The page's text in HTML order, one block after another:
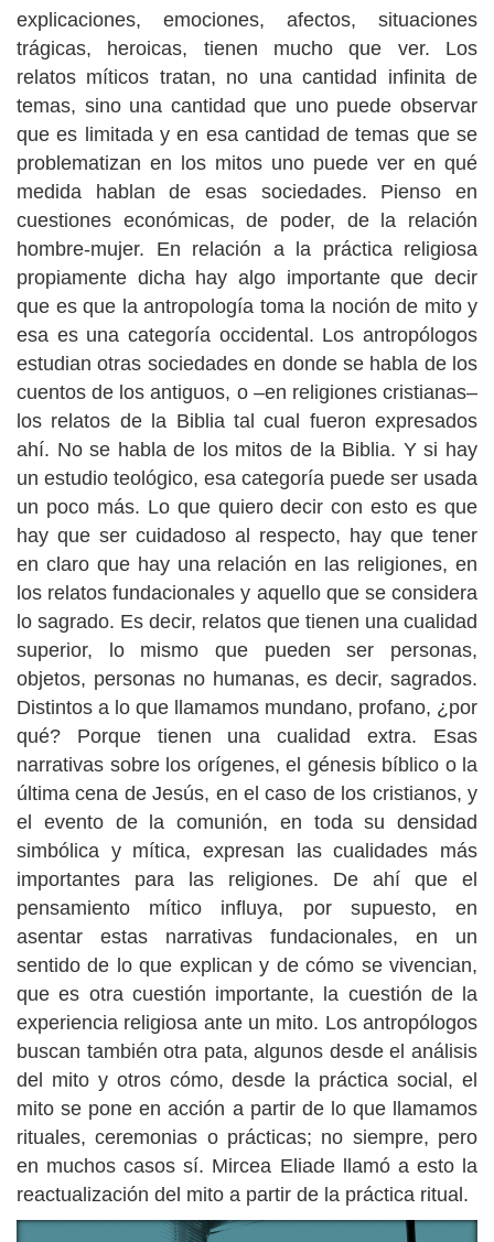
explicaciones, emociones, afectos, situaciones
trágicas, heroicas, tienen mucho que ver. Los
relatos míticos tratan, no una cantidad infinita de
temas, sino una cantidad que uno puede observar
que es limitada y en esa cantidad de temas que se
problematizan en los mitos uno puede ver en qué
medida hablan de esas sociedades. Pienso en
cuestiones económicas, de poder, de la relación
hombre-mujer. En relación a la práctica religiosa
propiamente dicha hay algo importante que decir
que es que la antropología toma la noción de mito y
esa es una categoría occidental. Los antropólogos
estudian otras sociedades en donde se habla de los
cuentos de los antiguos, o –en religiones cristianas–
los relatos de la Biblia tal cual fueron expresados
ahí. No se habla de los mitos de la Biblia. Y si hay
un estudio teológico, esa categoría puede ser usada
un poco más. Lo que quiero decir con esto es que
hay que ser cuidadoso al respecto, hay que tener
en claro que hay una relación en las religiones, en
los relatos fundacionales y aquello que se considera
lo sagrado. Es decir, relatos que tienen una cualidad
superior, lo mismo que pueden ser personas,
objetos, personas no humanas, es decir, sagrados.
Distintos a lo que llamamos mundano, profano, ¿por
qué? Porque tienen una cualidad extra. Esas
narrativas sobre los orígenes, el génesis bíblico o la
última cena de Jesús, en el caso de los cristianos, y
el evento de la comunión, en toda su densidad
simbólica y mítica, expresan las cualidades más
importantes para las religiones. De ahí que el
pensamiento mítico influya, por supuesto, en
asentar estas narrativas fundacionales, en un
sentido de lo que explican y de cómo se vivencian,
que es otra cuestión importante, la cuestión de la
experiencia religiosa ante un mito. Los antropólogos
buscan también otra pata, algunos desde el análisis
del mito y otros cómo, desde la práctica social, el
mito se pone en acción a partir de lo que llamamos
rituales, ceremonias o prácticas; no siempre, pero
en muchos casos sí. Mircea Eliade llamó a esto la
reactualización del mito a partir de la práctica ritual.